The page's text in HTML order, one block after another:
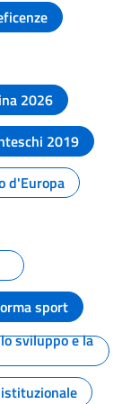
2026
2019
d'Europa
sport
sviluppo e la